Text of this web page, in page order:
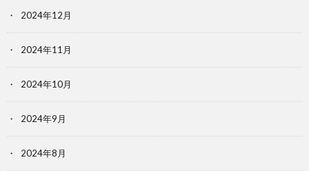
2024年12月
2024年11月
2024年10月
2024年9月
2024年8月